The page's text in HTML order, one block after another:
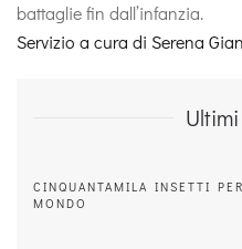
battaglie fin dall’infanzia.
Servizio a cura di Serena
CINQUANTAMILA INSETTI
MONDO